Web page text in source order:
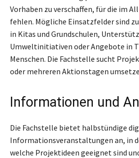
Vorhaben zu verschaffen, für die im
fehlen. Mögliche Einsatzfelder sind
in Kitas und Grundschulen,
Umweltinitiativen oder Angebote in
Menschen. Die Fachstelle sucht
oder mehreren Aktionstagen
Informationen und
Die Fachstelle bietet halbstündige
Informationsveranstaltungen an, in
welche Projektideen geeignet sind